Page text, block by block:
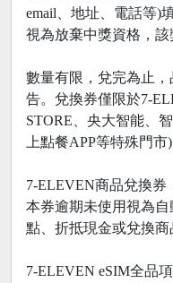
email、地址、電話等)
視為放棄中獎資格，該
數量有限，兌完為止
告。兌換券僅限於7-
STORE、央大智能、
上點餐APP等特殊門市)
7-ELEVEN商品兌換券
本券逾期未使用視為
點、折抵現金或兌換商
7-ELEVEN eSIM全品